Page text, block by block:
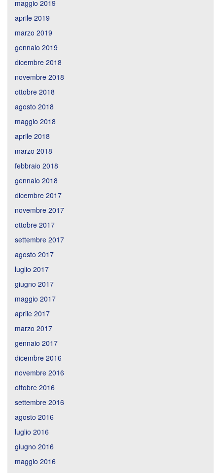
maggio 2019
aprile 2019
marzo 2019
gennaio 2019
dicembre 2018
novembre 2018
ottobre 2018
agosto 2018
maggio 2018
aprile 2018
marzo 2018
febbraio 2018
gennaio 2018
dicembre 2017
novembre 2017
ottobre 2017
settembre 2017
agosto 2017
luglio 2017
giugno 2017
maggio 2017
aprile 2017
marzo 2017
gennaio 2017
dicembre 2016
novembre 2016
ottobre 2016
settembre 2016
agosto 2016
luglio 2016
giugno 2016
maggio 2016